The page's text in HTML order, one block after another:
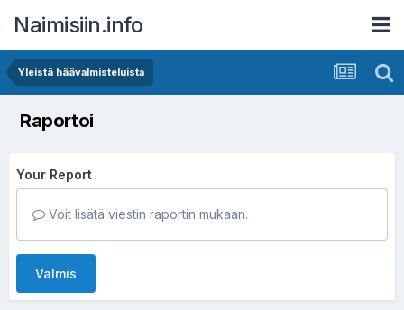
Naimisiin.info
Yleistä häävalmisteluista
Raportoi
Your Report
Voit lisätä viestin raportin mukaan.
Valmis